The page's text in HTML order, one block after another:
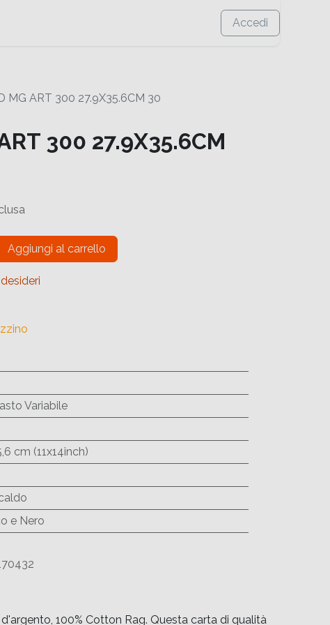
Accedi
MG ART 300 27.9X35.6CM 30
300 27.9X35.6CM
Aggiungi al carrello
Variabile
cm (11x14inch)
e Nero
100% Cotton Rag. Questa carta di qualità